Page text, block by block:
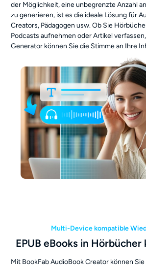
der Möglichkeit, eine unbegrenzte Anzahl
zu generieren, ist es die ideale Lösung für
Creators, Pädagogen usw. Ob Sie
Podcasts aufnehmen oder Artikel
Generator können Sie die Stimme an Ihre
Multi-Device kompatible
EPUB eBooks in
Mit BookFab AudioBook Creator können Sie